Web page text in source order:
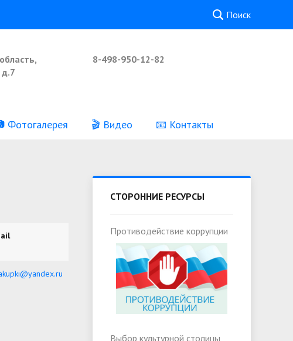
Поиск
д.7
8-498-950-12-82
Фотогалерея 🎬 Видео 📧 Контакты
СТОРОННИЕ РЕСУРСЫ
Противодействие коррупции
Выбор культурной столицы